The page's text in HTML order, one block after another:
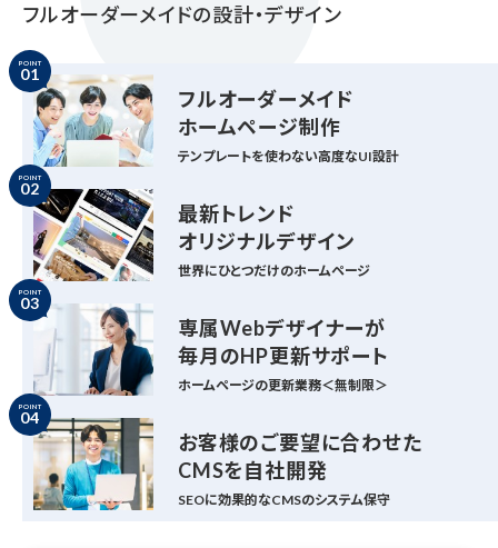
フルオーダーメイドの設計・デザイン
POINT
01
フルオーダーメイド
ホームページ制作
テンプレートを使わない高度なUI設計
POINT
02
最新トレンド
オリジナルデザイン
世界にひとつだけのホームページ
POINT
03
専属Webデザイナーが
毎月のHP更新サポート
ホームページの更新業務＜無制限＞
POINT
04
お客様のご要望に合わせた
CMSを自社開発
SEOに効果的なCMSのシステム保守